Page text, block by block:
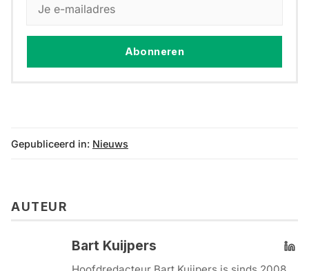
Abonneren
Gepubliceerd in: Nieuws
AUTEUR
Bart Kuijpers